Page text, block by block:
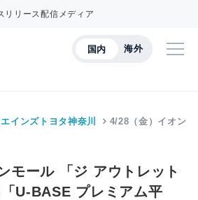
リリース配信メディア
国内 海外
インズトヨタ神奈川 4/28（金）イオン
モール 「ジ アウトレット
U-BASE プレミアム平